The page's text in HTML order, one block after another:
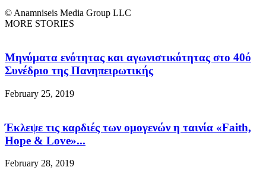
© Anamniseis Media Group LLC
MORE STORIES
Μηνύματα ενότητας και αγωνιστικότητας στο 40ό
Συνέδριο της Πανηπειρωτικής
February 25, 2019
Έκλεψε τις καρδιές των ομογενών η ταινία «Faith,
Hope & Love»...
February 28, 2019